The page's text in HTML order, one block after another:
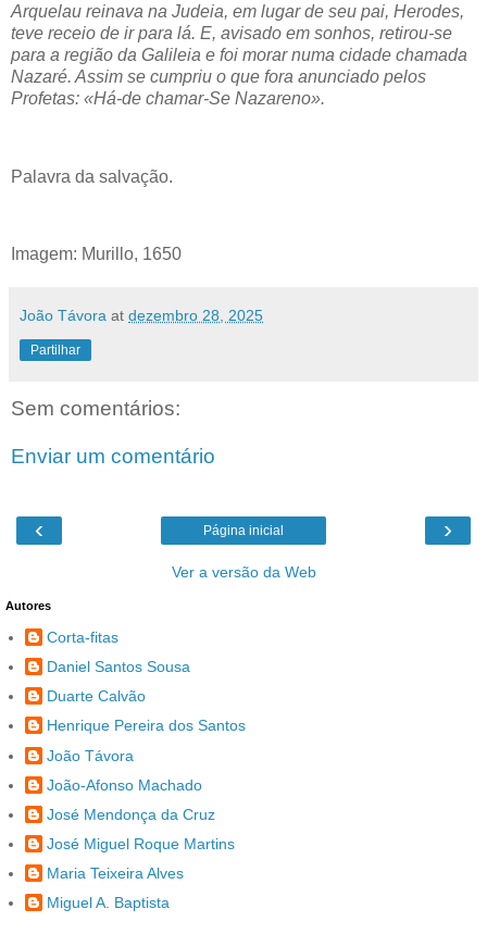
Arquelau reinava na Judeia, em lugar de seu pai, Herodes,
teve receio de ir para lá. E, avisado em sonhos, retirou-se
para a região da Galileia e foi morar numa cidade chamada
Nazaré. Assim se cumpriu o que fora anunciado pelos
Profetas: «Há-de chamar-Se Nazareno».
Palavra da salvação.
Imagem: Murillo, 1650
João Távora at dezembro 28, 2025
Partilhar
Sem comentários:
Enviar um comentário
‹ ›
Página inicial
Ver a versão da Web
Autores
Corta-fitas
Daniel Santos Sousa
Duarte Calvão
Henrique Pereira dos Santos
João Távora
João-Afonso Machado
José Mendonça da Cruz
José Miguel Roque Martins
Maria Teixeira Alves
Miguel A. Baptista